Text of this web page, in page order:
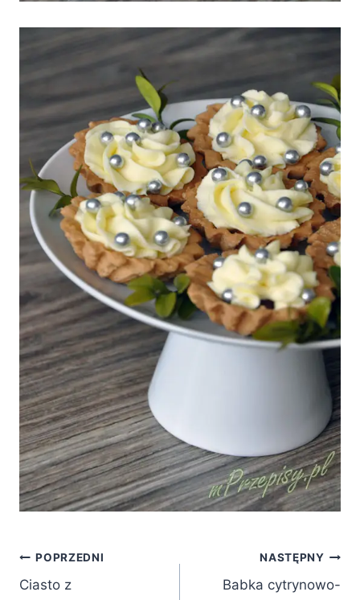
Nawigacja
POPRZEDNI
Ciasto z
NASTĘPNY
Babka cytrynowo-